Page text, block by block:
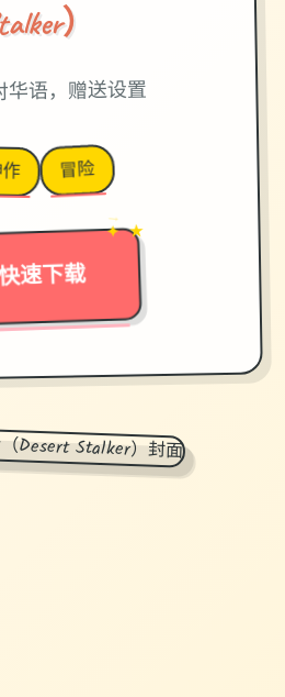
）
华语，赠送设置
冒险
速下载
→
✦ ★